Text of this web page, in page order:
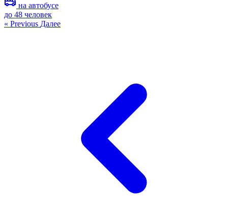
на автобусе
до 48 человек
« Previous Далее